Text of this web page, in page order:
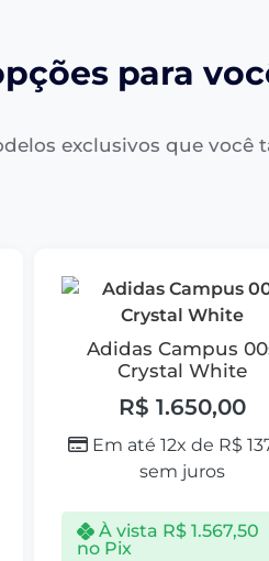
para
exclusivos que você
Adidas Campus
Crystal White
R$ 1.650,00
Em até 12x de R$
sem juros
À vista R$1.567,50
no Pix